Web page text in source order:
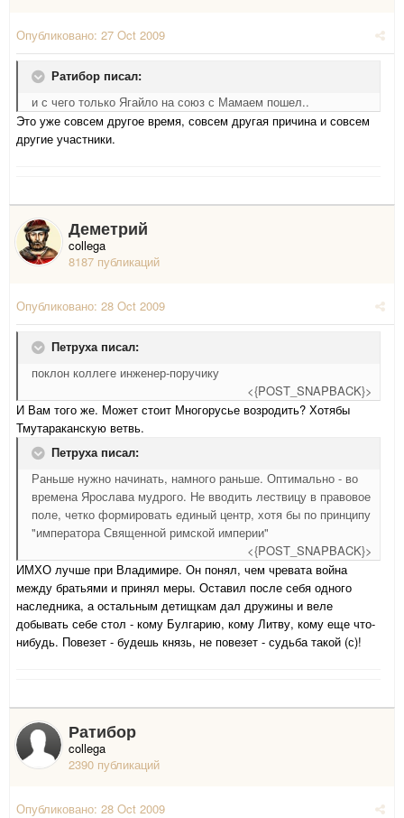
Опубликовано: 27 Oct 2009
Ратибор писал:
и с чего только Ягайло на союз с Мамаем пошел..
Это уже совсем другое время, совсем другая причина и совсем
другие участники.
Деметрий
collega
8187 публикаций
Опубликовано: 28 Oct 2009
Петруха писал:
поклон коллеге инженер-поручику
<{POST_SNAPBACK}>
И Вам того же. Может стоит Многорусье возродить? Хотябы
Тмутараканскую ветвь.
Петруха писал:
Раньше нужно начинать, намного раньше. Оптимально - во
времена Ярослава мудрого. Не вводить лествицу в правовое
поле, четко формировать единый центр, хотя бы по принципу
"императора Священной римской империи"
<{POST_SNAPBACK}>
ИМХО лучше при Владимире. Он понял, чем чревата война
между братьями и принял меры. Оставил после себя одного
наследника, а остальным детищкам дал дружины и веле
добывать себе стол - кому Булгарию, кому Литву, кому еще что-
нибудь. Повезет - будешь князь, не повезет - судьба такой (с)!
Ратибор
collega
2390 публикаций
Опубликовано: 28 Oct 2009